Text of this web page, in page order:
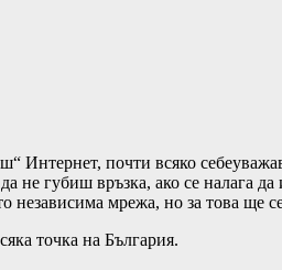
Интернет, почти всяко
губиш връзка, ако се налага да
мрежа, но за това ще
точка на България.